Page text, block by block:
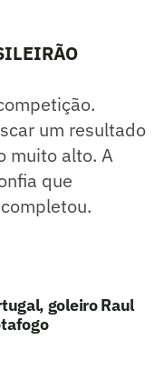
um resultado
muito alto. A
que
goleiro Raul